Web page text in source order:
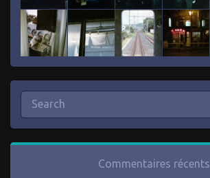
Commentaires récents